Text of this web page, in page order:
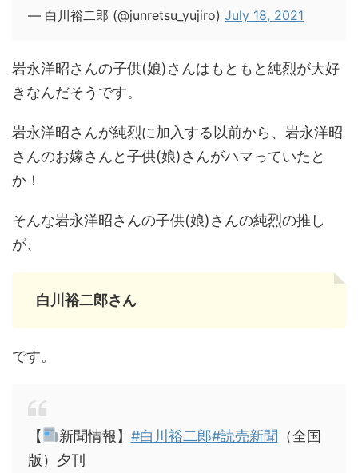
— 白川裕二郎 (@junretsu_yujiro) July 18, 2021
岩永洋昭さんの子供(娘)さんはもともと純烈が大好
きなんだそうです。
岩永洋昭さんが純烈に加入する以前から、岩永洋昭
さんのお嫁さんと子供(娘)さんがハマっていたと
か！
そんな岩永洋昭さんの子供(娘)さんの純烈の推し
が、
白川裕二郎さん
です。
【 新聞情報】 #白川裕二郎#読売新聞 （全国
版）夕刊